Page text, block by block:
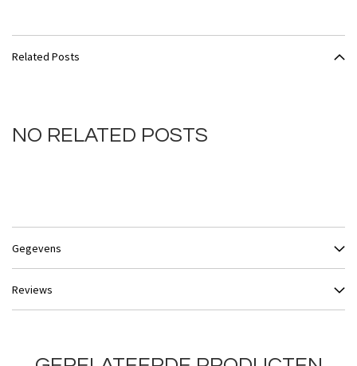
Related Posts
NO RELATED POSTS
Gegevens
Reviews